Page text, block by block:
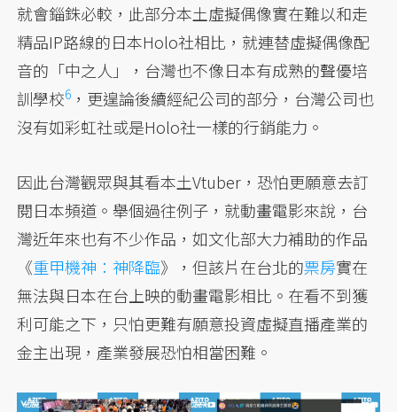
就會錙銖必較，此部分本土虛擬偶像實在難以和走
精品IP路線的日本Holo社相比，就連替虛擬偶像配
音的「中之人」，台灣也不像日本有成熟的聲優培
訓學校6 ，更遑論後續經紀公司的部分，台灣公司也
沒有如彩虹社或是Holo社一樣的行銷能力。
因此台灣觀眾與其看本土Vtuber，恐怕更願意去訂
閱日本頻道。舉個過往例子，就動畫電影來說，台
灣近年來也有不少作品，如文化部大力補助的作品
《重甲機神：神降臨》，但該片在台北的票房實在
無法與日本在台上映的動畫電影相比。在看不到獲
利可能之下，只怕更難有願意投資虛擬直播產業的
金主出現，產業發展恐怕相當困難。